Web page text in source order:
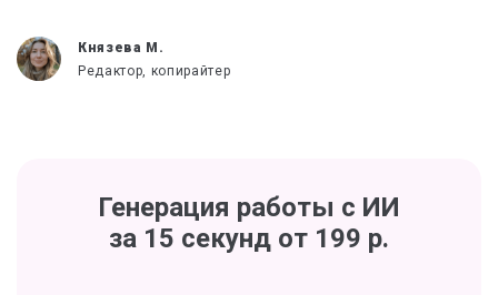
Князева М.
Редактор, копирайтер
Генерация работы с ИИ
за 15 секунд от 199 р.